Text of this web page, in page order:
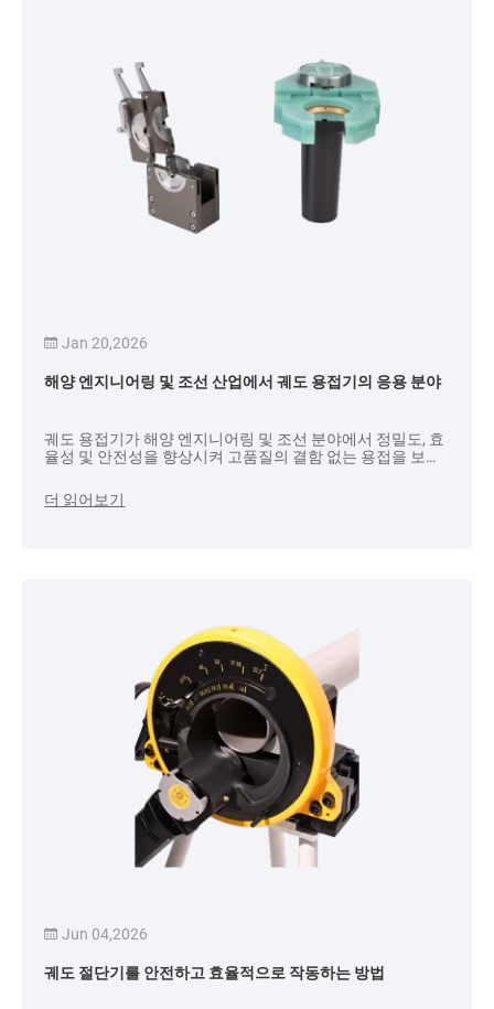
Jan 20,2026
해양 엔지니어링 및 조선 산업에서 궤도 용접기의 응용 분야
궤도 용접기가 해양 엔지니어링 및 조선 분야에서 정밀도, 효
율성 및 안전성을 향상시켜 고품질의 결함 없는 용접을 보장
더 읽어보기
Jun 04,2026
궤도 절단기를 안전하고 효율적으로 작동하는 방법